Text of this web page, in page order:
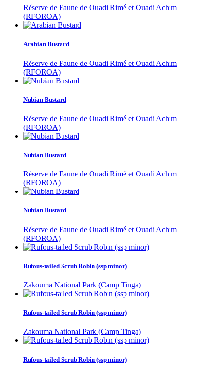
Réserve de Faune de Ouadi Rimé et Ouadi Achim
(RFOROA)
Arabian Bustard
Réserve de Faune de Ouadi Rimé et Ouadi Achim
(RFOROA)
Nubian Bustard
Réserve de Faune de Ouadi Rimé et Ouadi Achim
(RFOROA)
Nubian Bustard
Réserve de Faune de Ouadi Rimé et Ouadi Achim
(RFOROA)
Nubian Bustard
Réserve de Faune de Ouadi Rimé et Ouadi Achim
(RFOROA)
Rufous-tailed Scrub Robin (ssp minor)
Zakouma National Park (Camp Tinga)
Rufous-tailed Scrub Robin (ssp minor)
Zakouma National Park (Camp Tinga)
Rufous-tailed Scrub Robin (ssp minor)